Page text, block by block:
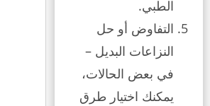
الطبي.
التفاوض أو حل
النزاعات البديل –
في بعض الحالات،
يمكنك اختيار طرق